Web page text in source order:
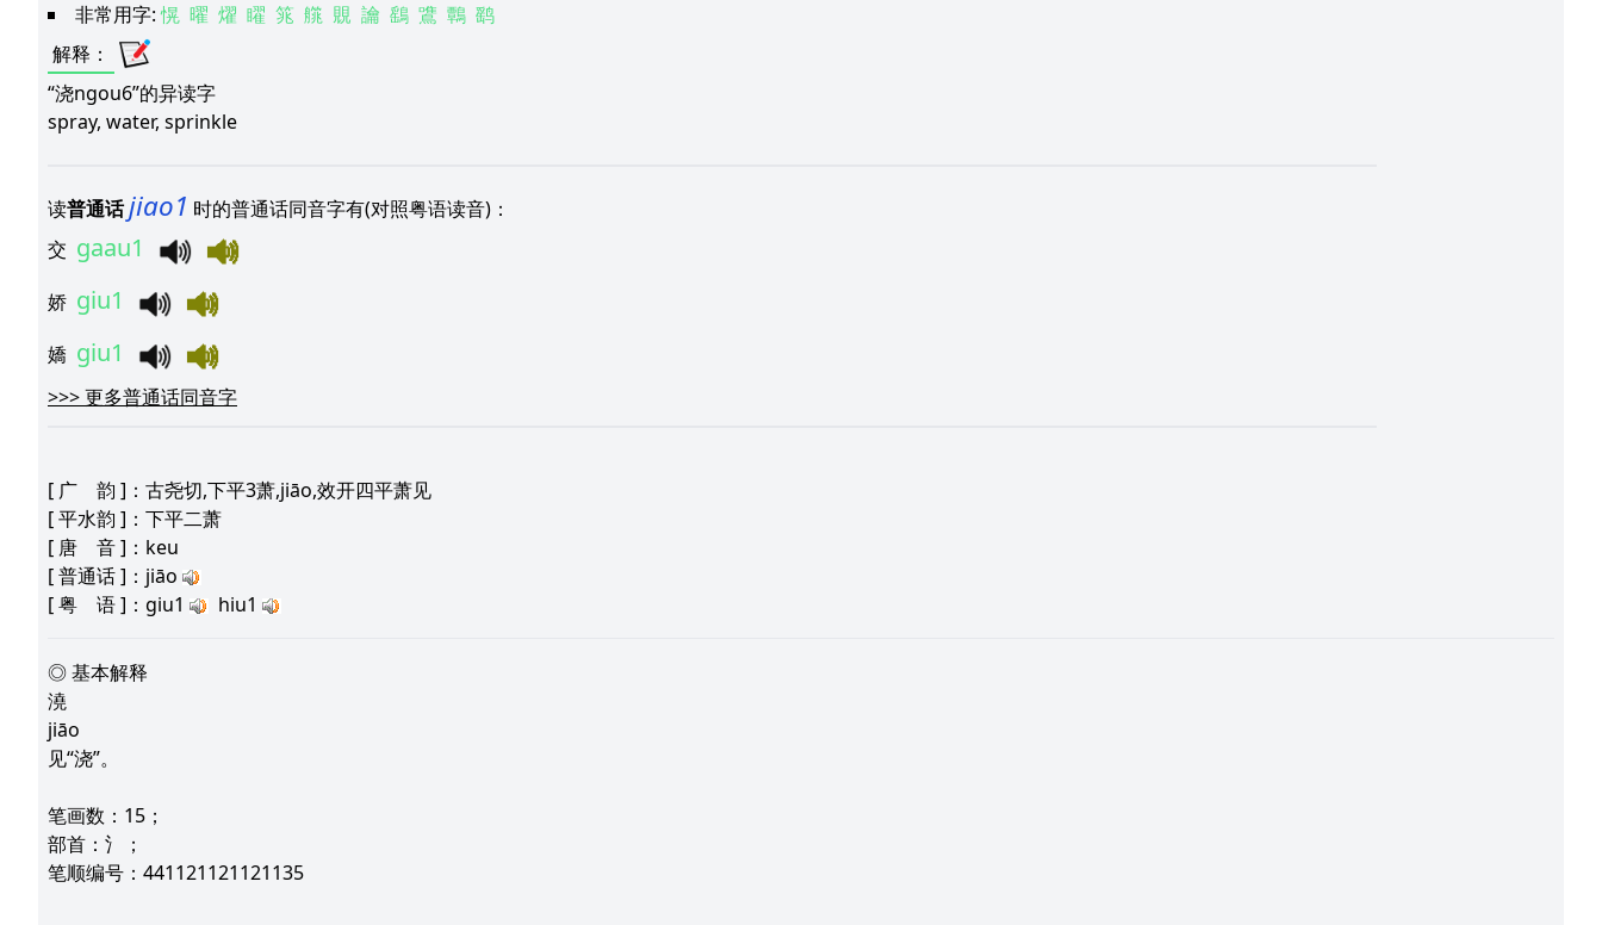
非常用字: 愰 曜 燿 矅 筄 艞 覞 讑 鷂 鷕 鷣 鹞
解释 ：
“浇ngou6”的异读字
spray, water, sprinkle
读普通话jiao1 时的普通话同音字有(对照粤语读音)：
交 gaau1
娇 giu1
嬌 giu1
>>>更多普通话同音字
[ 广 韵 ]：古尧切,下平3萧,jiāo,效开四平萧见
[平水韵 ]：下平二萧
[ 唐 音]：keu
[普通话]：jiāo
[粤 语]：giu1 hiu1
◎ 基本解释
澆
jiāo
见“浇”。
笔画数：15；
部首：氵；
笔顺编号：441121121121135